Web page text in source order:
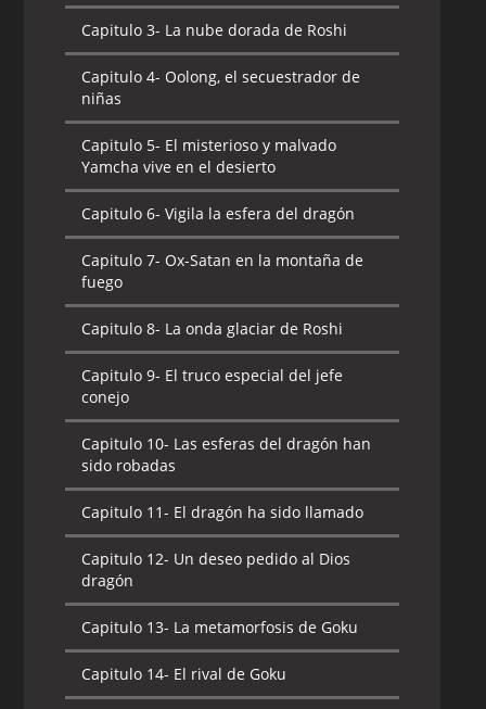
Capitulo 3- La nube dorada de Roshi
Capitulo 4- Oolong, el secuestrador de
niñas
Capitulo 5- El misterioso y malvado
Yamcha vive en el desierto
Capitulo 6- Vigila la esfera del dragón
Capitulo 7- Ox-Satan en la montaña de
fuego
Capitulo 8- La onda glaciar de Roshi
Capitulo 9- El truco especial del jefe
conejo
Capitulo 10- Las esferas del dragón han
sido robadas
Capitulo 11- El dragón ha sido llamado
Capitulo 12- Un deseo pedido al Dios
dragón
Capitulo 13- La metamorfosis de Goku
Capitulo 14- El rival de Goku